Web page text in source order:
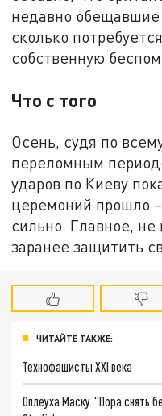
недавно обещавшие
сколько
собственную
Что с того
Осень, судя по
переломным
ударов по Киеву
церемоний прошло
сильно. Главное, не
заранее защитить
ЧИТАЙТЕ ТАКЖЕ:
Технофашисты XXI века
Оплеуха Маску. "Пора снять